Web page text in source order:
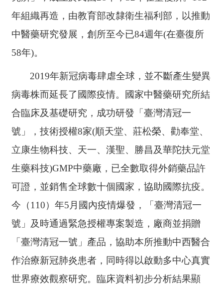
年組織再造，由教育部改隸衛生福利部， 以推動
中醫藥研究發展， 創所至今已84週年(在臺復所
58年)。
2019年新冠病毒肆虐全球，並不斷產生變異
病毒株而延長了國際疫情。國家中醫藥研究所結
合臨床及基礎研究，成功研發「臺灣清冠一
號」，技術授權8家(順天堂、莊松榮、勸奉堂、
立康生物科技、天一、漢聖、勝昌及華陀扶元堂
生藥科技)GMP中藥廠，已全數取得外銷藥品許
可證，並銷售全球數十個國家，協助國際抗疫。
今（110）年5 月國內疫情爆發，「臺灣清冠一
號」及時通過緊急授權專案製造，廠商並捐贈
「臺灣清冠一號」產品，協助本所推動中西醫合
作治療新冠肺炎患者，同時得以啟動多中心真實
世界療效觀察研究。臨床資料初步分析結果顯